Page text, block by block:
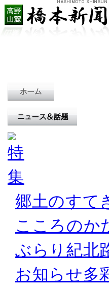
郷土のすて
こころのか
ぶらり紀北
お知らせ多